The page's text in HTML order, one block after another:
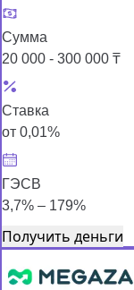
Сумма
20 000 - 300 000 ₸
Ставка
от 0,01%
ГЭСВ
3,7% – 179%
Получить деньги